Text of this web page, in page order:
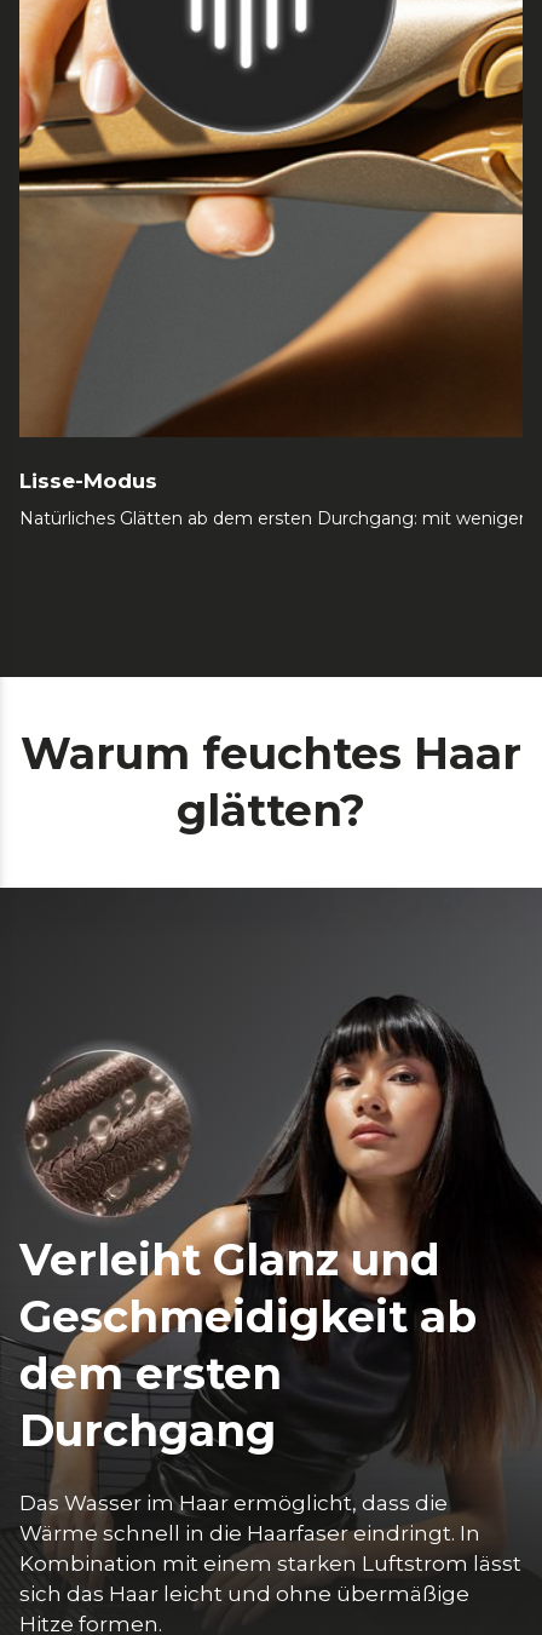
Lisse-Modus
Natürliches Glätten ab dem ersten Durchgang: mit weniger
Warum feuchtes Haar
glätten?
Verleiht Glanz und
Geschmeidigkeit ab
dem ersten
Durchgang
Das Wasser im Haar ermöglicht, dass die
Wärme schnell in die Haarfaser eindringt. In
Kombination mit einem starken Luftstrom lässt
sich das Haar leicht und ohne übermäßige
Hitze formen.